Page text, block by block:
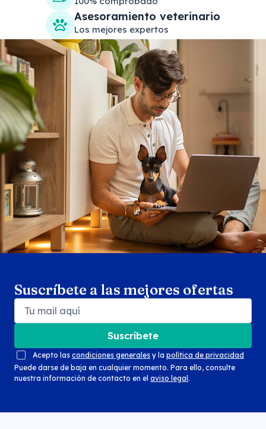
Asesoramiento veterinario
Los mejores expertos
Suscríbete a las mejores ofertas
Suscríbete
Acepto las condiciones generales y la política de privacidad
Puede darse de baja en cualquier momento. Para ello, consulte
nuestra información de contacto en el aviso legal .
Search products